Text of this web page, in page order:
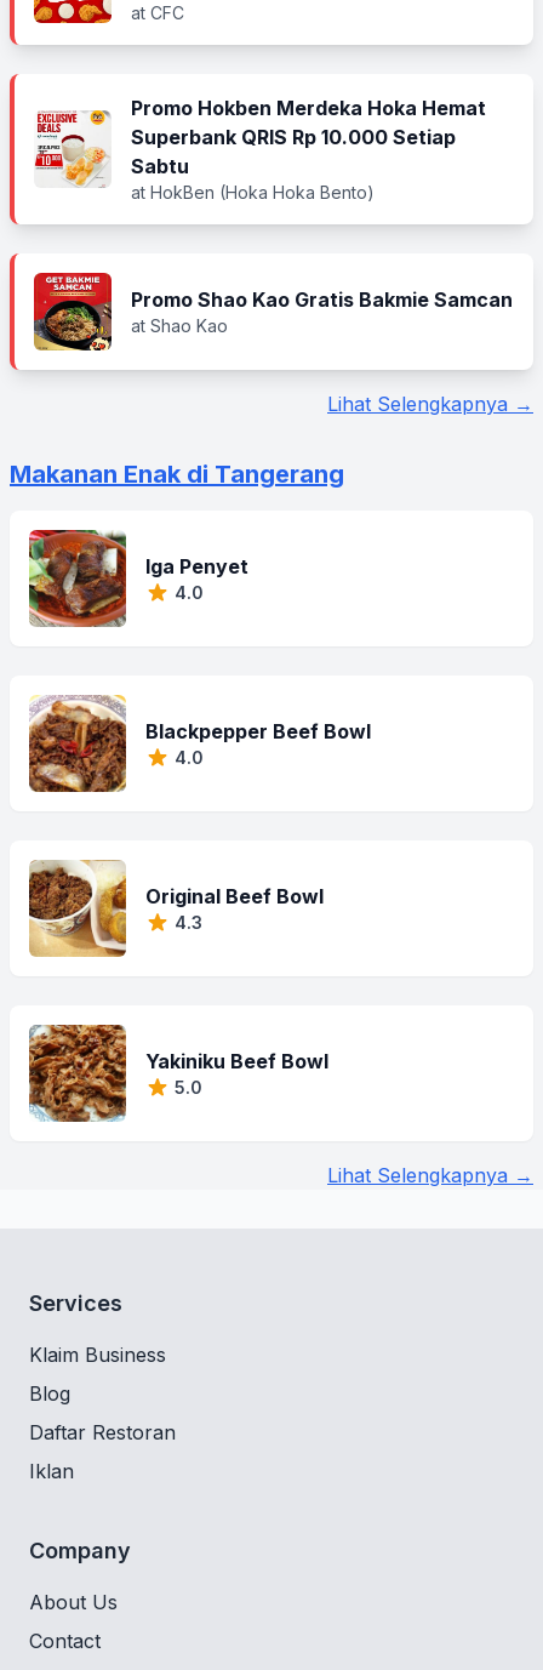
at CFC
Promo Hokben Merdeka Hoka Hemat
Superbank QRIS Rp 10.000 Setiap
Sabtu
at HokBen (Hoka Hoka Bento)
Promo Shao Kao Gratis Bakmie Samcan
at Shao Kao
Lihat Selengkapnya →
Makanan Enak di Tangerang
Iga Penyet
4.0
Blackpepper Beef Bowl
4.0
Original Beef Bowl
4.3
Yakiniku Beef Bowl
5.0
Lihat Selengkapnya →
Services
Klaim Business
Blog
Daftar Restoran
Iklan
Company
About Us
Contact